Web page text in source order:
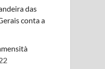
das
conta a